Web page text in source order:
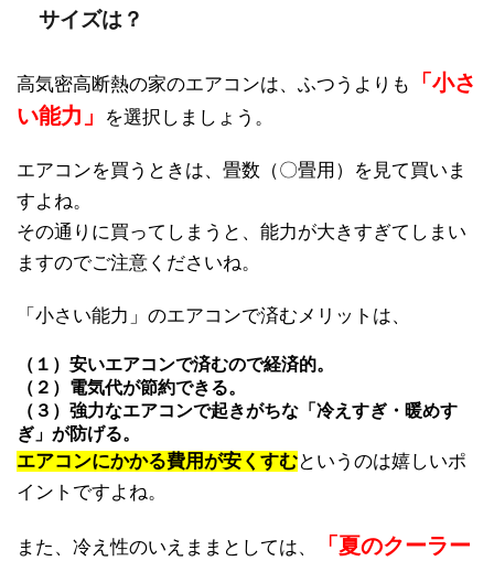
サイズは？
高気密高断熱の家のエアコンは、ふつうよりも
「小さ
い能力」
を選択しましょう。
エアコンを買うときは、畳数（〇畳用）を見て買いま
すよね。
その通りに買ってしまうと、能力が大きすぎてしまい
ますのでご注意くださいね。
「小さい能力」のエアコンで済むメリットは、
（１）安いエアコンで済むので経済的。
（２）電気代が節約できる。
（３）強力なエアコンで起きがちな「冷えすぎ・暖めす
ぎ」が防げる。
エアコンにかかる費用が安くすむというのは嬉しいポ
イントですよね。
また、冷え性のいえままとしては、
「夏のクーラー